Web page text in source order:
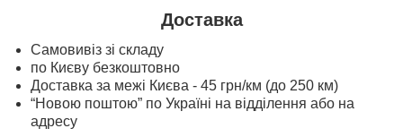
Доставка
Самовивіз зі складу
по Києву безкоштовно
Доставка за межі Києва - 45 грн/км (до 250 км)
“Новою поштою” по Україні на відділення або на
адресу